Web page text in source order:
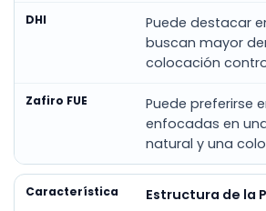
Puede destacar
buscan mayor
colocación
Puede preferirse
enfocadas en
natural y una
Estructura de la